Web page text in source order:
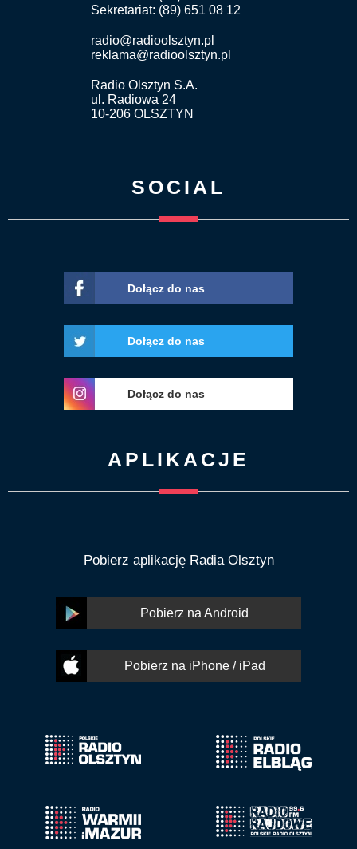
Sekretariat: (89) 651 08 12
radio@radioolsztyn.pl
reklama@radioolsztyn.pl
Radio Olsztyn S.A.
ul. Radiowa 24
10-206 OLSZTYN
SOCIAL
Dołącz do nas
Dołącz do nas
Dołącz do nas
APLIKACJE
Pobierz aplikację Radia Olsztyn
Pobierz na Android
Pobierz na iPhone / iPad